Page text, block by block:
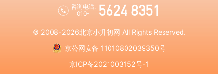
咨询电话:
010-
5624 8351
© 2008-2026北京小升初网 All Rights Reserved.
京公网安备 11010802039350号
京ICP备2021003152号-1